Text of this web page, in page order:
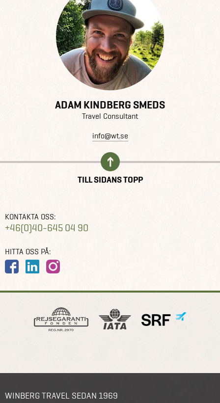
ADAM KINDBERG SMEDS
Travel Consultant
info@wt.se
TILL SIDANS TOPP
KONTAKTA OSS:
+46(0)40-645 04 90
HITTA OSS PÅ:
WINBERG TRAVEL SEDAN 1969